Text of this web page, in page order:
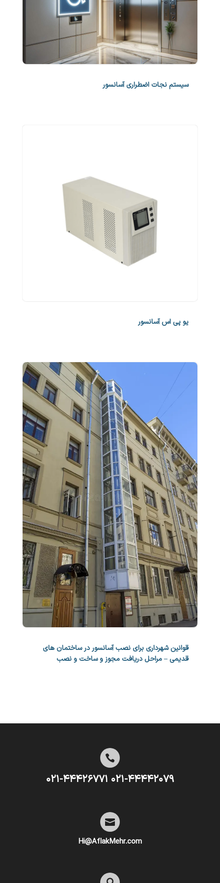
سیستم نجات اضطراری آسانسور
یو پی اس آسانسور
قوانین شهرداری برای نصب آسانسور در ساختمان های
قدیمی – مراحل دریافت مجوز و ساخت و نصب

۰۲۱-۴۴۴۴۲۰۷۹ ۰۲۱-۴۴۴۲۶۷۷۱

Hi@AflakMehr.com